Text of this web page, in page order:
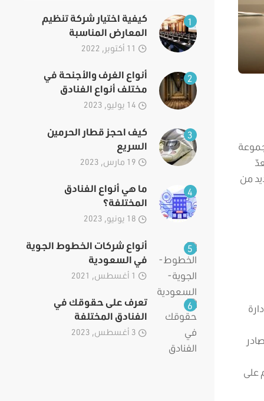
من
على
1
كيفية اختيار شركة تنظيم
المعارض المناسبة
2
أنواع الغرف والأجنحة في
مختلف أنواع الفنادق
3
كيف احجز قطار الحرمين
السريع
4
ما هي أنواع الفنادق
المختلفة؟
5
أنواع شركات الخطوط الجوية
في السعودية
6
تعرف على حقوقك في
الفنادق المختلفة